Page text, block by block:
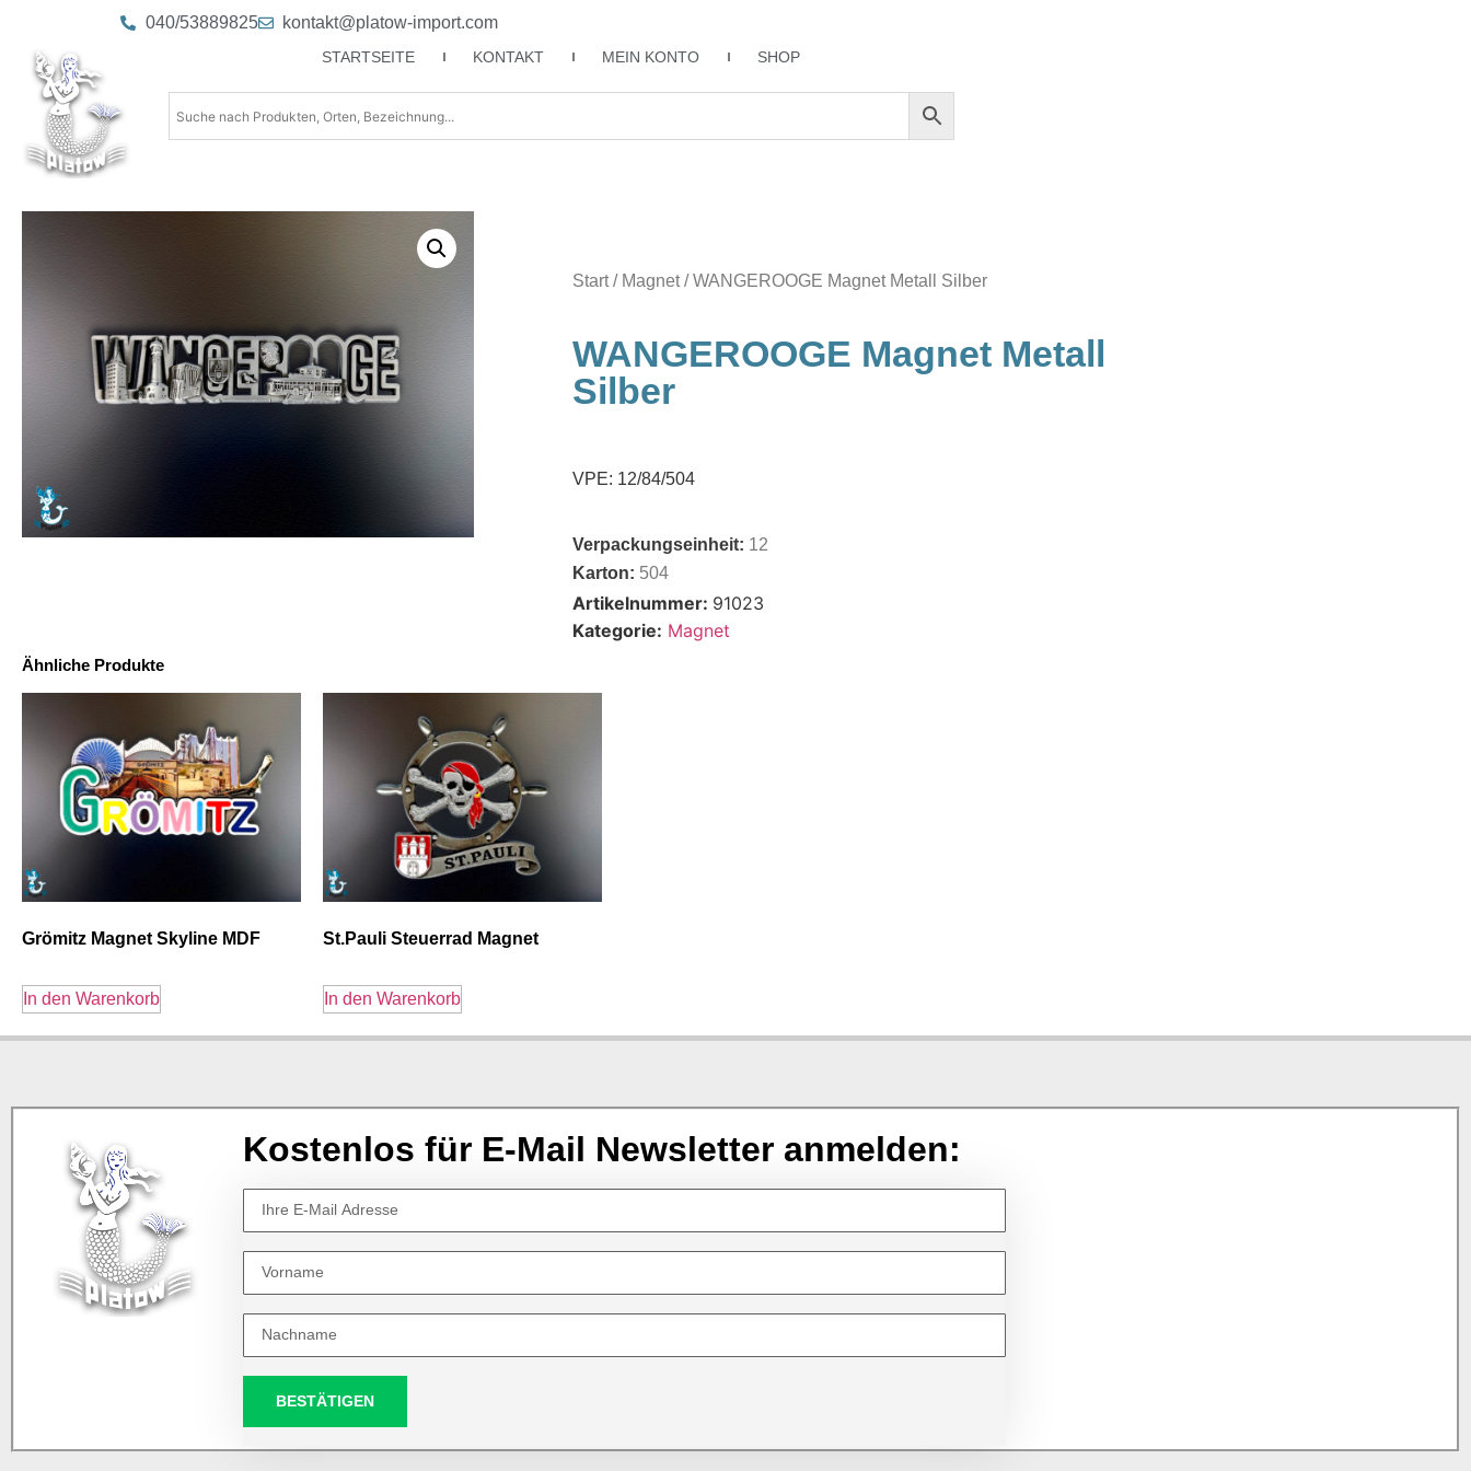
040/53889825 kontakt@platow-import.com
STARTSEITE KONTAKT MEIN KONTO SHOP
Start/ Magnet/ WANGEROOGE Magnet Metall Silber
WANGEROOGE Magnet Metall
Silber
VPE: 12/84/504
Verpackungseinheit: 12
Karton: 504
Artikelnummer: 91023
Kategorie: Magnet
Ähnliche Produkte
Grömitz Magnet Skyline MDF
In den Warenkorb
St.Pauli Steuerrad Magnet
In den Warenkorb
Kostenlos für E-Mail Newsletter anmelden:
BESTÄTIGEN